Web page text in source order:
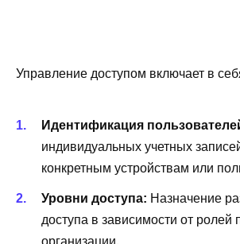
Управление доступом включает в
Идентификация
индивидуальных учетных
конкретным устройствам или
Уровни доступа: Назначение
доступа в зависимости от ролей